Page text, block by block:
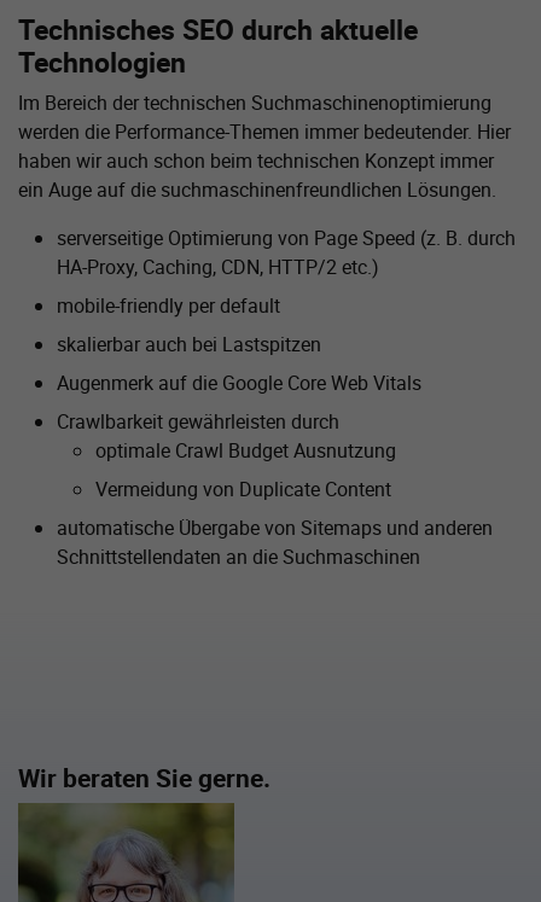
Technisches SEO durch aktuelle
Technologien
Im Bereich der technischen Suchmaschinenoptimierung
werden die Performance-Themen immer bedeutender. Hier
haben wir auch schon beim technischen Konzept immer
ein Auge auf die suchmaschinenfreundlichen Lösungen.
serverseitige Optimierung von Page Speed (z. B. durch
HA-Proxy, Caching, CDN, HTTP/2 etc.)
mobile-friendly per default
skalierbar auch bei Lastspitzen
Augenmerk auf die Google Core Web Vitals
Crawlbarkeit gewährleisten durch
optimale Crawl Budget Ausnutzung
Vermeidung von Duplicate Content
automatische Übergabe von Sitemaps und anderen
Schnittstellen­daten an die Suchmaschinen
Wir beraten Sie gerne.